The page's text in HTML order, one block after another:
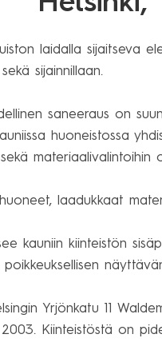
laidalla sijaitseva
sijainnillaan.
saneeraus on
huoneistossa
materiaalivalintoihin
laadukkaat
kauniin kiinteistön
Yrjönkatu 11
Kiinteistöstä on